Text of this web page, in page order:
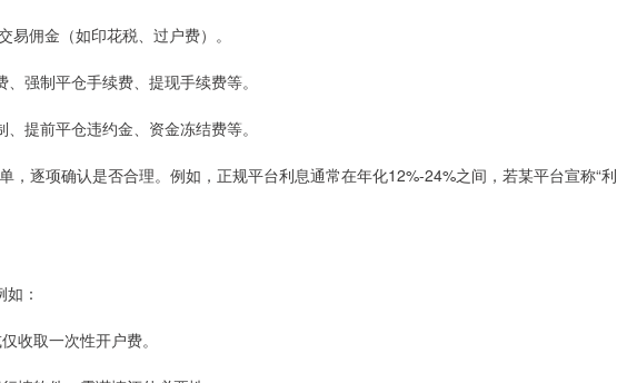
佣金（如印花税、过户费）。
强制平仓手续费、提现手续费等。
提前平仓违约金、资金冻结费等。
，逐项确认是否合理。例如，正规平台利息通常在年化12%-24%之间，若某平台宣称“利
：
收取一次性开户费。